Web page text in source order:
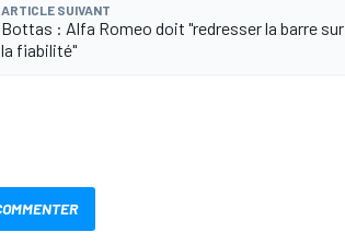
ARTICLE SUIVANT
Bottas : Alfa Romeo doit "redresser la barre sur
la fiabilité"